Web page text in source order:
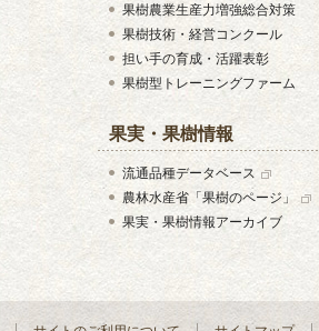
果樹農業生産力増強総合対策
果樹技術・経営コンクール
担い手の育成・活躍表彰
果樹型トレーニングファーム
果実・果樹情報
流通品種データベース
農林水産省「果樹のページ」
果実・果樹情報アーカイブ